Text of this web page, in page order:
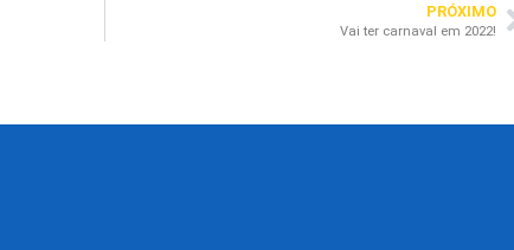
PRÓXIMO
Vai ter carnaval em 2022!